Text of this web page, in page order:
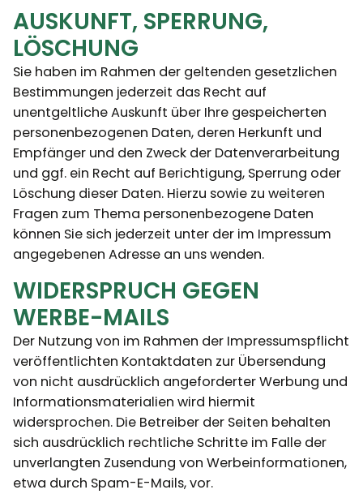
AUSKUNFT, SPERRUNG,
LÖSCHUNG
Sie haben im Rahmen der geltenden gesetzlichen
Bestimmungen jederzeit das Recht auf
unentgeltliche Auskunft über Ihre gespeicherten
personenbezogenen Daten, deren Herkunft und
Empfänger und den Zweck der Datenverarbeitung
und ggf. ein Recht auf Berichtigung, Sperrung oder
Löschung dieser Daten. Hierzu sowie zu weiteren
Fragen zum Thema personenbezogene Daten
können Sie sich jederzeit unter der im Impressum
angegebenen Adresse an uns wenden.
WIDERSPRUCH GEGEN
WERBE-MAILS
Der Nutzung von im Rahmen der Impressumspflicht
veröffentlichten Kontaktdaten zur Übersendung
von nicht ausdrücklich angeforderter Werbung und
Informationsmaterialien wird hiermit
widersprochen. Die Betreiber der Seiten behalten
sich ausdrücklich rechtliche Schritte im Falle der
unverlangten Zusendung von Werbeinformationen,
etwa durch Spam-E-Mails, vor.